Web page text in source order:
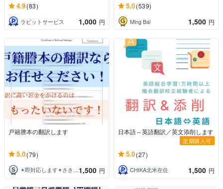
4.9(83)
ラビットサービス 1,000 円
5.0(539)
Ming Bai 1,500 円
戸籍謄本の翻訳します
5.0(79)
✴︎即対応します✴︎さきSaki✴︎1,500 円
日本語⇔英語翻訳／英文添削します
定期購入可
5.0(27)
CHIKA北米在住 1,500 円